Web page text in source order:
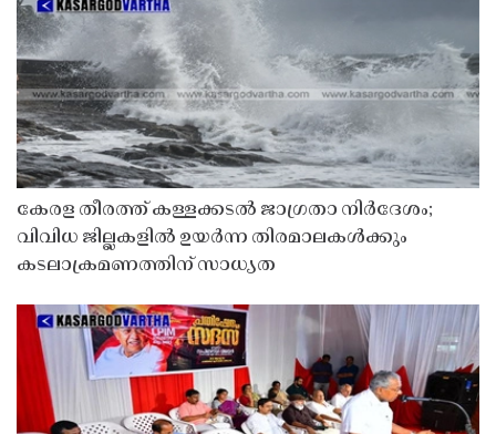
കേരള തീരത്ത് കള്ളക്കടൽ ജാഗ്രതാ നിർദേശം;
വിവിധ ജില്ലകളിൽ ഉയർന്ന തിരമാലകൾക്കും
കടലാക്രമണത്തിന് സാധ്യത